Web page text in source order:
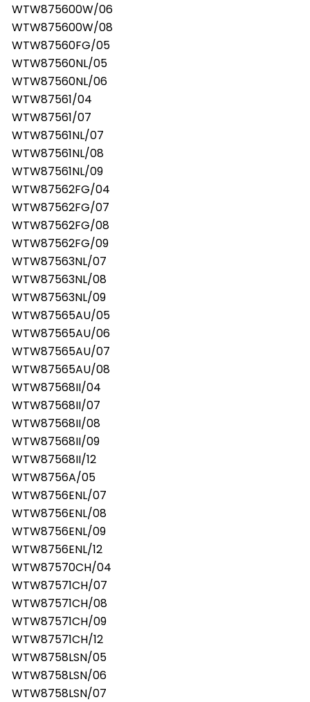
WTW875600W/06
WTW875600W/08
WTW87560FG/05
WTW87560NL/05
WTW87560NL/06
WTW87561/04
WTW87561/07
WTW87561NL/07
WTW87561NL/08
WTW87561NL/09
WTW87562FG/04
WTW87562FG/07
WTW87562FG/08
WTW87562FG/09
WTW87563NL/07
WTW87563NL/08
WTW87563NL/09
WTW87565AU/05
WTW87565AU/06
WTW87565AU/07
WTW87565AU/08
WTW87568II/04
WTW87568II/07
WTW87568II/08
WTW87568II/09
WTW87568II/12
WTW8756A/05
WTW8756ENL/07
WTW8756ENL/08
WTW8756ENL/09
WTW8756ENL/12
WTW87570CH/04
WTW87571CH/07
WTW87571CH/08
WTW87571CH/09
WTW87571CH/12
WTW8758LSN/05
WTW8758LSN/06
WTW8758LSN/07